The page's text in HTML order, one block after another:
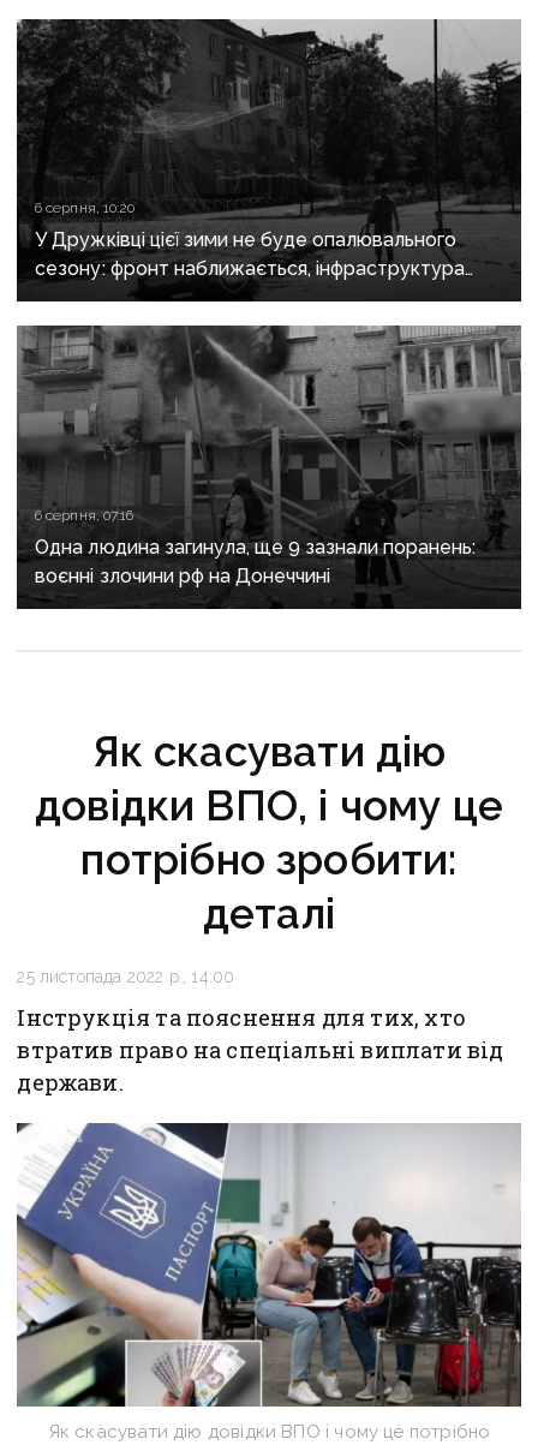
6 серпня, 10:20
У Дружківці цієї зими не буде опалювального
сезону: фронт наближається, інфраструктура
критично зруйнована
6 серпня, 07:16
Одна людина загинула, ще 9 зазнали поранень:
воєнні злочини рф на Донеччині
Як скасувати дію
довідки ВПО, і чому це
потрібно зробити:
деталі
25 листопада 2022 р., 14:00
Інструкція та пояснення для тих, хто
втратив право на спеціальні виплати від
держави.
Як скасувати дію довідки ВПО і чому це потрібно